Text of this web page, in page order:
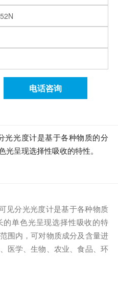
电话咨询
光光度计是基于各种物质的分
呈现选择性吸收的特性。
分光光度计是基于各种物质
单色光呈现选择性吸收的特
围内，可对物质成分及含量进
医学、生物、农业、食品、环